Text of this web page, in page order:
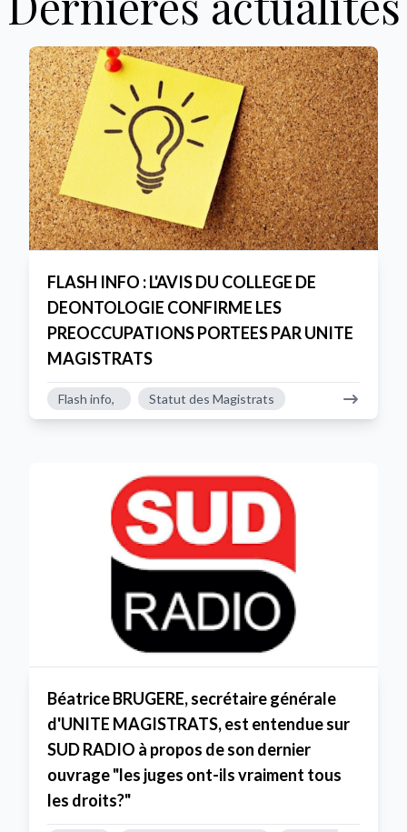
FLASH INFO : L'AVIS DU COLLEGE DE
DEONTOLOGIE CONFIRME LES
PREOCCUPATIONS PORTEES PAR UNITE
MAGISTRATS
Flash info, Statut des Magistrats
Béatrice BRUGERE, secrétaire générale
d'UNITE MAGISTRATS, est entendue sur
SUD RADIO à propos de son dernier
ouvrage "les juges ont-ils vraiment tous
les droits?"